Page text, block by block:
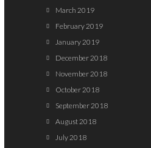
March 2019
February 2019
January 2019
December 2018
November 2018
October 2018
September 2018
August 2018
July 2018